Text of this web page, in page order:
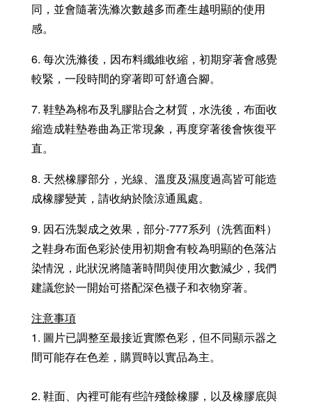
同，並會隨著洗滌次數越多而產生越明顯的使用
感。
6. 每次洗滌後，因布料纖維收縮，初期穿著會感覺
較緊，一段時間的穿著即可舒適合腳。
7. 鞋墊為棉布及乳膠貼合之材質，水洗後，布面收
縮造成鞋墊卷曲為正常現象，再度穿著後會恢復平
直。
8. 天然橡膠部分，光線、溫度及濕度過高皆可能造
成橡膠變黃，請收納於陰涼通風處。
9. 因石洗製成之效果，部分-777系列（洗舊面料）
之鞋身布面色彩於使用初期會有較為明顯的色落沾
染情況，此狀況將隨著時間與使用次數減少，我們
建議您於一開始可搭配深色襪子和衣物穿著。
注意事項
1. 圖片已調整至最接近實際色彩，但不同顯示器之
間可能存在色差，購買時以實品為主。
2. 鞋面、內裡可能有些許殘餘橡膠，以及橡膠底與